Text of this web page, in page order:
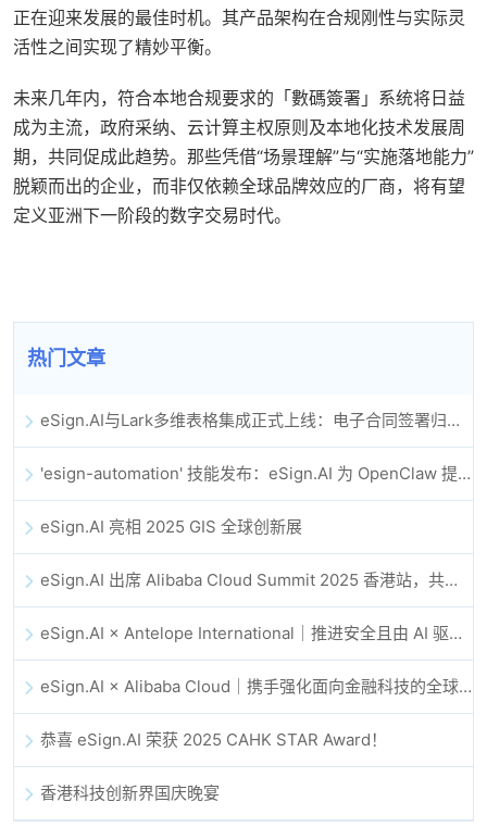
正在迎来发展的最佳时机。其产品架构在合规刚性与实际灵
活性之间实现了精妙平衡。
未来几年内，符合本地合规要求的「數碼簽署」系统将日益
成为主流，政府采纳、云计算主权原则及本地化技术发展周
期，共同促成此趋势。那些凭借“场景理解”与“实施落地能力”
脱颖而出的企业，而非仅依赖全球品牌效应的厂商，将有望
定义亚洲下一阶段的数字交易时代。
热门文章
eSign.AI与Lark多维表格集成正式上线：电子合同签署归档全程自动化
'esign-automation' 技能发布：eSign.AI 为 OpenClaw 提供自动化电子签名能力
eSign.AI 亮相 2025 GIS 全球创新展
eSign.AI 出席 Alibaba Cloud Summit 2025 香港站，共同探讨 AI 驱动的云创新与数字信任未来
eSign.AI × Antelope International｜推进安全且由 AI 驱动的数字化工作流
eSign.AI × Alibaba Cloud｜携手强化面向金融科技的全球数字信任
恭喜 eSign.AI 荣获 2025 CAHK STAR Award！
香港科技创新界国庆晚宴